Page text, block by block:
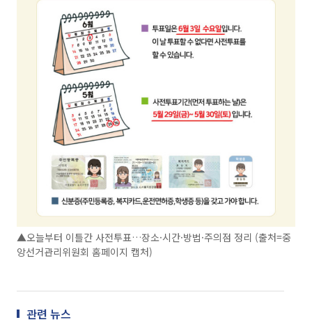
▲오늘부터 이틀간 사전투표…장소·시간·방법·주의점 정리 (출처=중
앙선거관리위원회 홈페이지 캡처)
관련 뉴스